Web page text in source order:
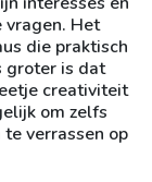
vragen. Het
die praktisch
groter is dat
creativiteit
om zelfs
verrassen op